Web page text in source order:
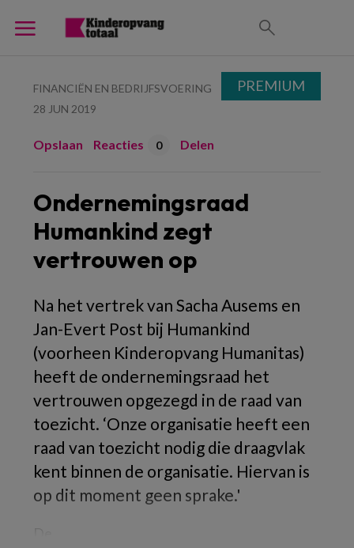
FINANCIËN EN BEDRIJFSVOERING
28 JUN 2019
Opslaan Reacties 0 Delen
Ondernemingsraad
Humankind zegt
vertrouwen op
Na het vertrek van Sacha Ausems en
Jan-Evert Post bij Humankind
(voorheen Kinderopvang Humanitas)
heeft de ondernemingsraad het
vertrouwen opgezegd in de raad van
toezicht. ‘Onze organisatie heeft een
raad van toezicht nodig die draagvlak
kent binnen de organisatie. Hiervan is
op dit moment geen sprake.'
PREMIUM